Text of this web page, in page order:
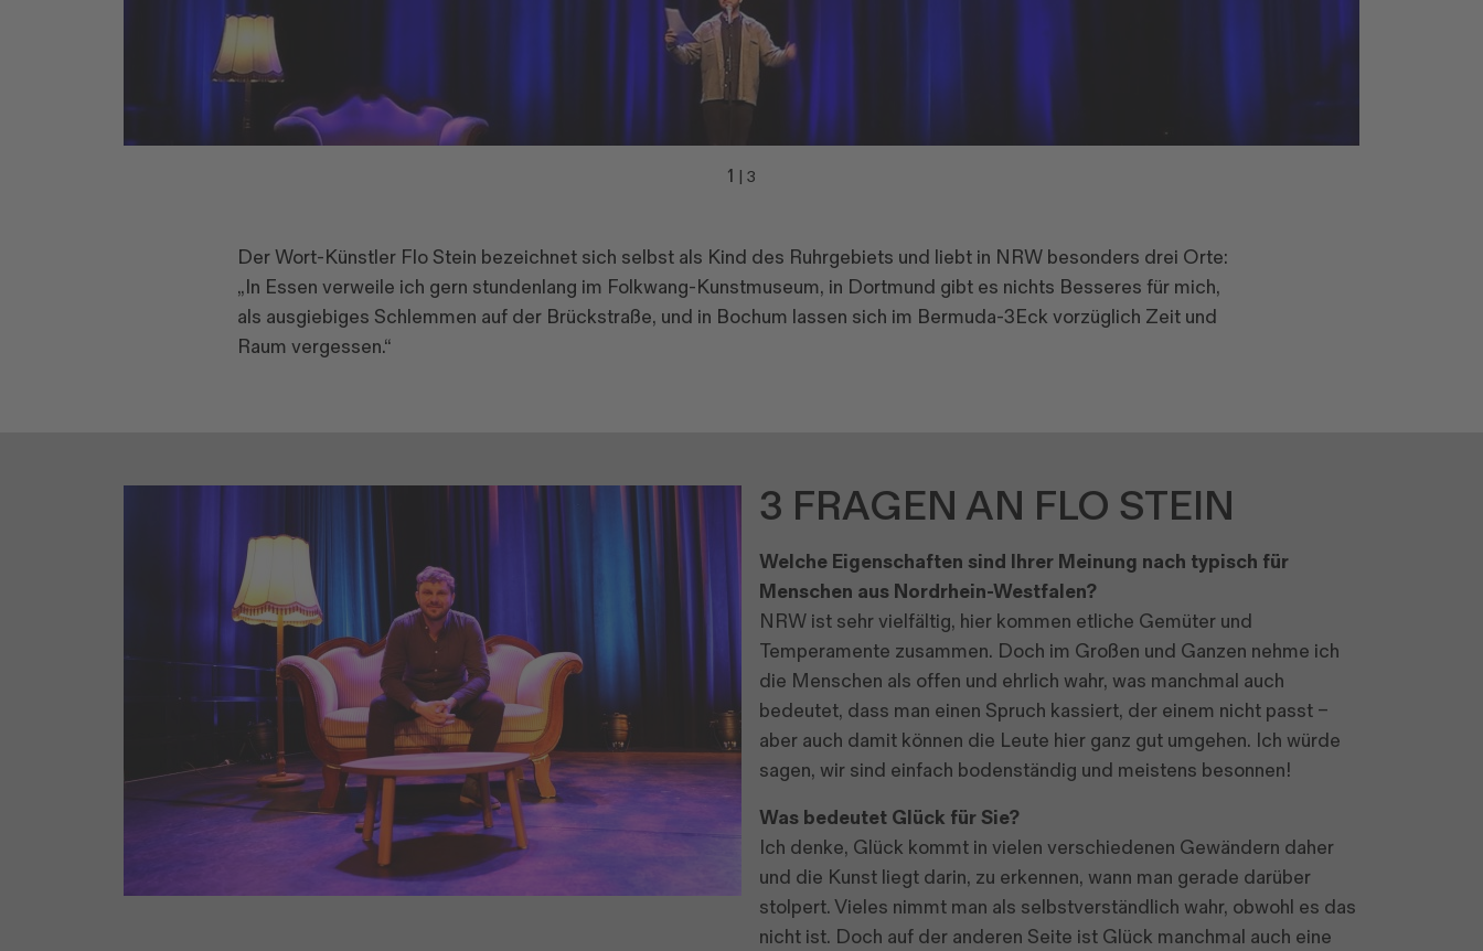
1 3
Der Wort-Künstler Flo Stein bezeichnet sich selbst als Kind des Ruhrgebiets und liebt in NRW besonders drei Orte:
„In Essen verweile ich gern stundenlang im Folkwang-Kunstmuseum, in Dortmund gibt es nichts Besseres für mich,
als ausgiebiges Schlemmen auf der Brückstraße, und in Bochum lassen sich im Bermuda-3Eck vorzüglich Zeit und
Raum vergessen.“
3 FRAGEN AN FLO STEIN
Welche Eigenschaften sind Ihrer Meinung nach typisch für
Menschen aus Nordrhein-Westfalen?
NRW ist sehr vielfältig, hier kommen etliche Gemüter und
Temperamente zusammen. Doch im Großen und Ganzen nehme ich
die Menschen als offen und ehrlich wahr, was manchmal auch
bedeutet, dass man einen Spruch kassiert, der einem nicht passt –
aber auch damit können die Leute hier ganz gut umgehen. Ich würde
sagen, wir sind einfach bodenständig und meistens besonnen!
Was bedeutet Glück für Sie?
Ich denke, Glück kommt in vielen verschiedenen Gewändern daher
und die Kunst liegt darin, zu erkennen, wann man gerade darüber
stolpert. Vieles nimmt man als selbstverständlich wahr, obwohl es das
nicht ist. Doch auf der anderen Seite ist Glück manchmal auch eine